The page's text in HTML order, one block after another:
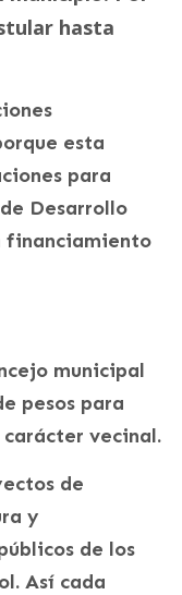
hasta
esta
para
Desarrollo
financiamiento
municipal
pesos para
vecinal.
de
y
de los
Así cada